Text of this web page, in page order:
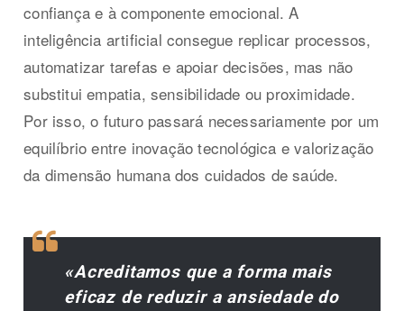
confiança e à componente emocional. A
inteligência artificial consegue replicar processos,
automatizar tarefas e apoiar decisões, mas não
substitui empatia, sensibilidade ou proximidade.
Por isso, o futuro passará necessariamente por um
equilíbrio entre inovação tecnológica e valorização
da dimensão humana dos cuidados de saúde.
«Acreditamos que a forma mais
eficaz de reduzir a ansiedade do